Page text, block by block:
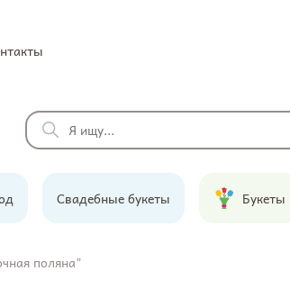
Свадебные букеты Букеты
поляна"